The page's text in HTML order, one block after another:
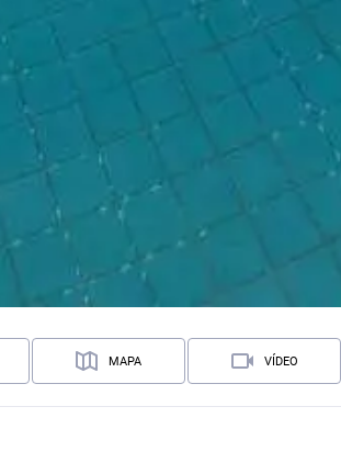
MAPA VÍDEO